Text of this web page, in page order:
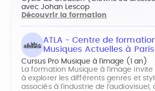
avec Johan Lescop
Découvrir la formation
ATLA - Centre de
Musiques Actuelles à Paris
Cursus Pro Musique à l'image (1 an)
La formation Musique à l’image
à explorer les différents genres et
associés à l'industrie de l'audiovisuel,